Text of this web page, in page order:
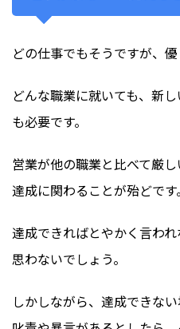
どの仕事でもそうですが、
どんな職業に就いても、新
も必要です。
営業が他の職業と比べて厳
達成に関わることが殆どです。
達成できればとやかく言わ
思わないでしょう。
しかしながら、達成できな